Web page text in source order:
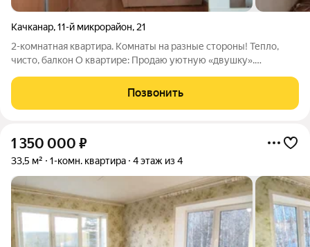
Качканар,11-й микрорайон, 21
2-комнатная квартира. Комнаты на разные стороны! Тепло,
чисто, балкон О квартире: Продаю уютную «двушку».
не продувают и гасят шум с улицы. Есть застекленный балкон
дополнительное место для
Позвонить
1 350 000 ₽
33,5 м² 1-комн. квартира 4 этаж из 4